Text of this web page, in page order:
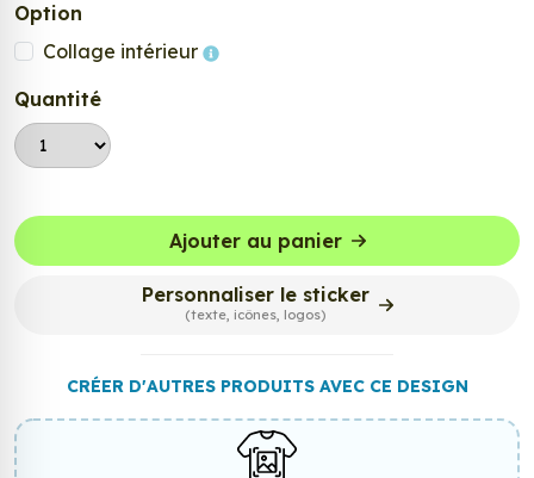
Option
Collage intérieur
Quantité
Ajouter au panier
Personnaliser le sticker
(texte, icônes, logos)
CRÉER D'AUTRES PRODUITS AVEC CE DESIGN